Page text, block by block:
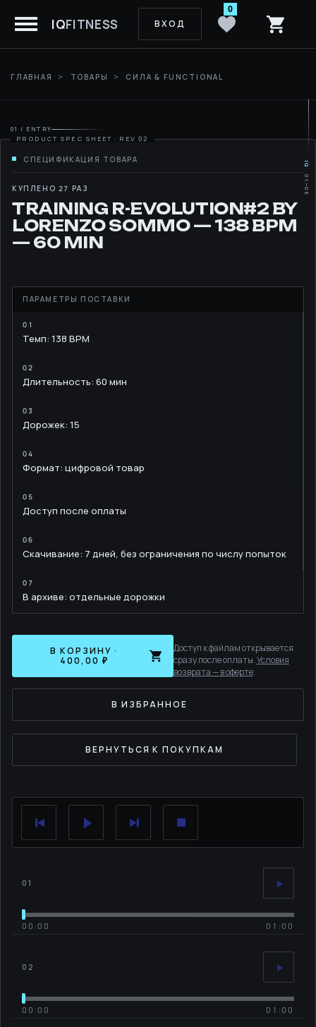
IQFITNESS ВХОД
0
ГЛАВНАЯ ТОВАРЫ СИЛА & FUNCTIONAL
01 / ENTRY
КУПЛЕНО 27 РАЗ
TRAINING R-EVOLUTION#2 BY
LORENZO SOMMO — 138 BPM
— 60 MIN
Темп: 138 BPM
Длительность: 60 мин
Дорожек: 15
Формат: цифровой товар
Доступ после оплаты
Скачивание: 7 дней, без ограничения по числу попыток
В архиве: отдельные дорожки
В КОРЗИНУ ·
400,00 ₽
Доступ к файлам открывается
сразу после оплаты.Условия
возврата — в оферте.
В ИЗБРАННОЕ
ВЕРНУТЬСЯ К ПОКУПКАМ
01
00:00 01:00
02
00:00 01:00
IQ
01—06